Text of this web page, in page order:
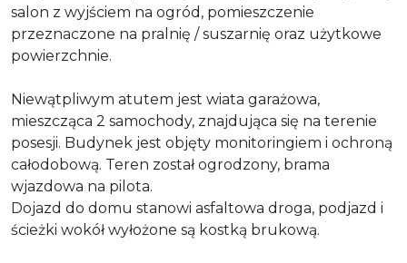
salon z wyjściem na ogród, pomieszczenie
przeznaczone na pralnię / suszarnię oraz użytkowe
powierzchnie.
Niewątpliwym atutem jest wiata garażowa,
mieszcząca 2 samochody, znajdująca się na terenie
posesji. Budynek jest objęty monitoringiem i ochroną
całodobową. Teren został ogrodzony, brama
wjazdowa na pilota.
Dojazd do domu stanowi asfaltowa droga, podjazd i
ścieżki wokół wyłożone są kostką brukową.